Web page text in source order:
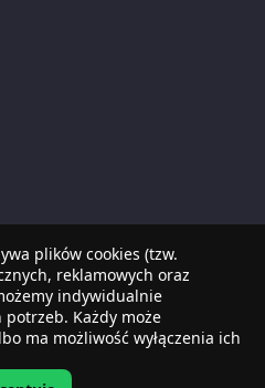
plików cookies (tzw.
reklamowych oraz
indywidualnie
Każdy może
ma możliwość wyłączenia ich